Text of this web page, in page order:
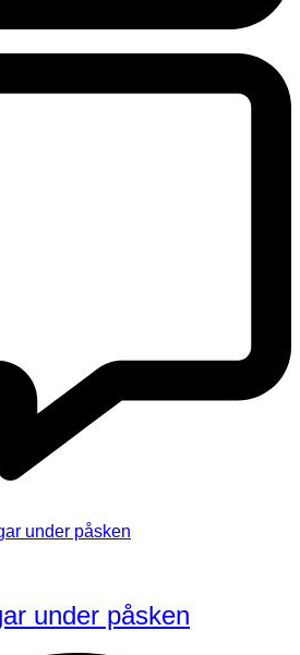
under påsken